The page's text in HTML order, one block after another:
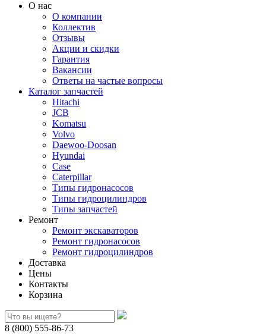
О нас
О компании
Коллектив
Отзывы
Акции и скидки
Гарантия
Вакансии
Ответы на частые вопросы
Каталог запчастей
Hitachi
JCB
Komatsu
Volvo
Daewoo-Doosan
Hyundai
Case
Caterpillar
Типы гидронасосов
Типы гидроцилиндров
Типы запчастей
Ремонт
Ремонт экскаваторов
Ремонт гидронасосов
Ремонт гидроцилиндров
Доставка
Цены
Контакты
Корзина
8 (800) 555-86-73